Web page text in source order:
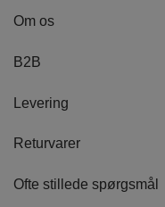
Om os
B2B
Levering
Returvarer
Ofte stillede spørgsmål